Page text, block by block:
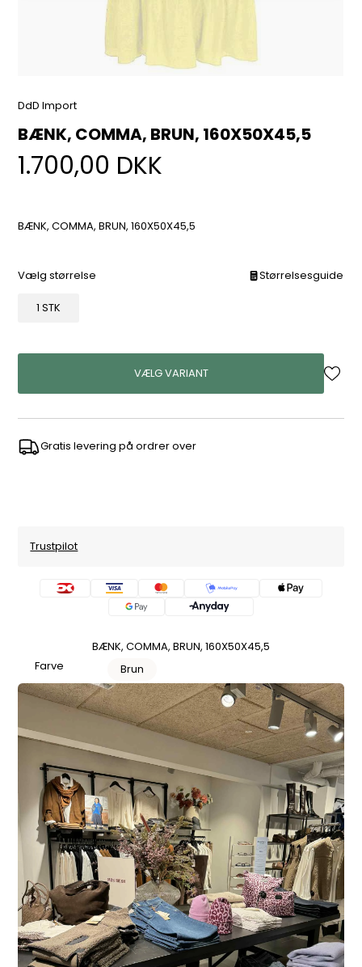
DdD Import
BÆNK, COMMA, BRUN, 160X50X45,5
1.700,00 DKK
BÆNK, COMMA, BRUN, 160X50X45,5
Vælg størrelse Størrelsesguide
1 STK
VÆLG VARIANT
Gratis levering på ordrer over
Trustpilot
BÆNK, COMMA, BRUN, 160X50X45,5
Farve
Brun